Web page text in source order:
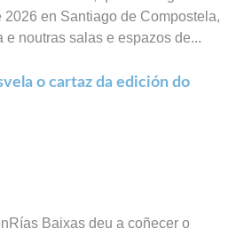
2026 en Santiago de Compostela,
e noutras salas e espazos de...
o cartaz da edición do
Baixas deu a coñecer o